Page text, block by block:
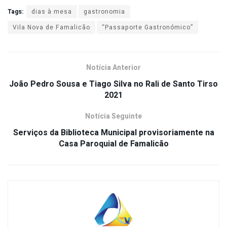
Tags: dias à mesa
gastronomia
Vila Nova de Famalicão
“Passaporte Gastronómico”
Notícia Anterior
João Pedro Sousa e Tiago Silva no Rali de Santo Tirso
2021
Notícia Seguinte
Serviços da Biblioteca Municipal provisoriamente na
Casa Paroquial de Famalicão